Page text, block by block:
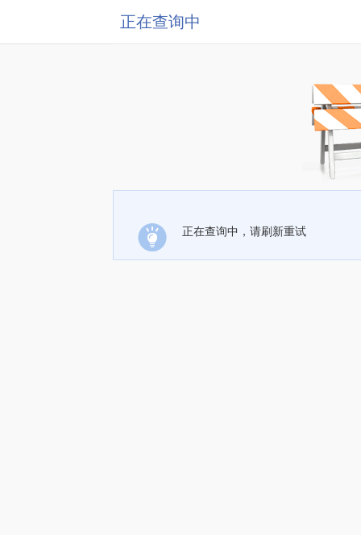
正在查询中
正在查询中，请刷新重试